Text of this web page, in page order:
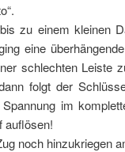
zu einem kleinen
eine
schlechten Leiste
folgt der
im
auflösen!
noch hinzukriegen